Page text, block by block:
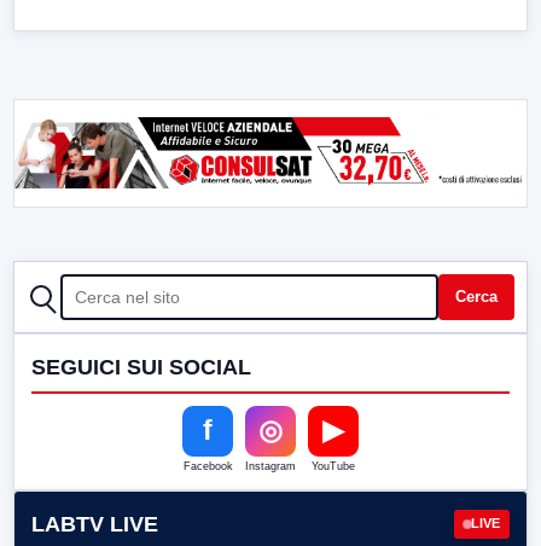
CERCA Cerca
SEGUICI SUI SOCIAL
f
Facebook
◎
Instagram
▶
YouTube
LABTV LIVE LIVE